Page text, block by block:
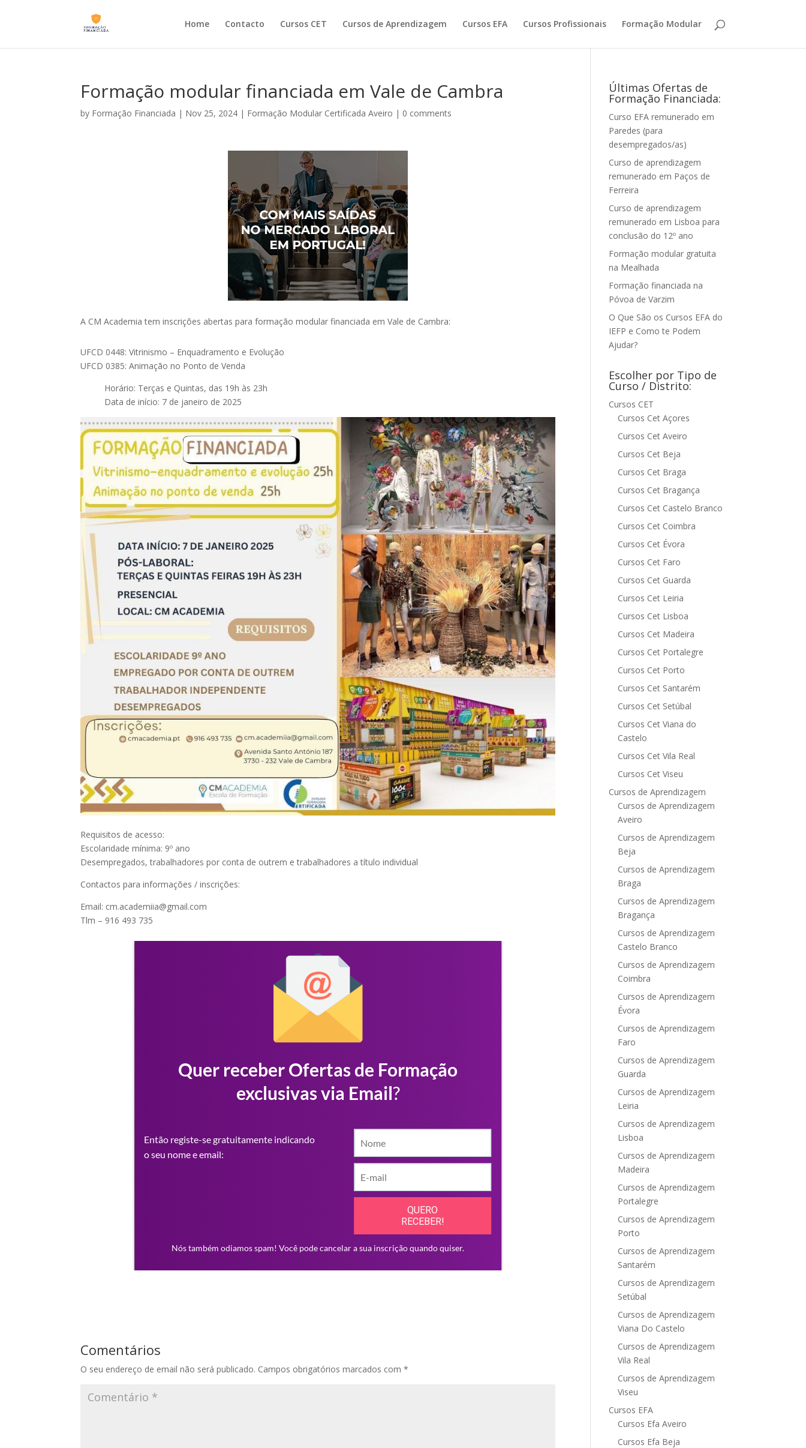
Home Contacto Cursos CET Cursos de Aprendizagem Cursos EFA Cursos Profissionais Formação Modular
Formação modular financiada em Vale de Cambra
by Formação Financiada | Nov 25, 2024 | Formação Modular Certificada Aveiro | 0 comments
A CM Academia tem inscrições abertas para formação modular financiada em Vale de Cambra:
UFCD 0448: Vitrinismo – Enquadramento e Evolução
UFCD 0385: Animação no Ponto de Venda
Horário: Terças e Quintas, das 19h às 23h
Data de início: 7 de janeiro de 2025
Requisitos de acesso:
Escolaridade mínima: 9º ano
Desempregados, trabalhadores por conta de outrem e trabalhadores a título individual
Contactos para informações / inscrições:
Email: cm.academiia@gmail.com
Tlm – 916 493 735
Comentários
O seu endereço de email não será publicado. Campos obrigatórios marcados com*
Últimas Ofertas de
Formação Financiada:
Curso EFA remunerado em
Paredes (para
desempregados/as)
Curso de aprendizagem
remunerado em Paços de
Ferreira
Curso de aprendizagem
remunerado em Lisboa para
conclusão do 12º ano
Formação modular gratuita
na Mealhada
Formação financiada na
Póvoa de Varzim
O Que São os Cursos EFA do
IEFP e Como te Podem
Ajudar?
Escolher por Tipo de
Curso / Distrito:
Cursos CET
Cursos Cet Açores
Cursos Cet Aveiro
Cursos Cet Beja
Cursos Cet Braga
Cursos Cet Bragança
Cursos Cet Castelo Branco
Cursos Cet Coimbra
Cursos Cet Évora
Cursos Cet Faro
Cursos Cet Guarda
Cursos Cet Leiria
Cursos Cet Lisboa
Cursos Cet Madeira
Cursos Cet Portalegre
Cursos Cet Porto
Cursos Cet Santarém
Cursos Cet Setúbal
Cursos Cet Viana do
Castelo
Cursos Cet Vila Real
Cursos Cet Viseu
Cursos de Aprendizagem
Cursos de Aprendizagem
Aveiro
Cursos de Aprendizagem
Beja
Cursos de Aprendizagem
Braga
Cursos de Aprendizagem
Bragança
Cursos de Aprendizagem
Castelo Branco
Cursos de Aprendizagem
Coimbra
Cursos de Aprendizagem
Évora
Cursos de Aprendizagem
Faro
Cursos de Aprendizagem
Guarda
Cursos de Aprendizagem
Leiria
Cursos de Aprendizagem
Lisboa
Cursos de Aprendizagem
Madeira
Cursos de Aprendizagem
Portalegre
Cursos de Aprendizagem
Porto
Cursos de Aprendizagem
Santarém
Cursos de Aprendizagem
Setúbal
Cursos de Aprendizagem
Viana Do Castelo
Cursos de Aprendizagem
Vila Real
Cursos de Aprendizagem
Viseu
Cursos EFA
Cursos Efa Aveiro
Cursos Efa Beja